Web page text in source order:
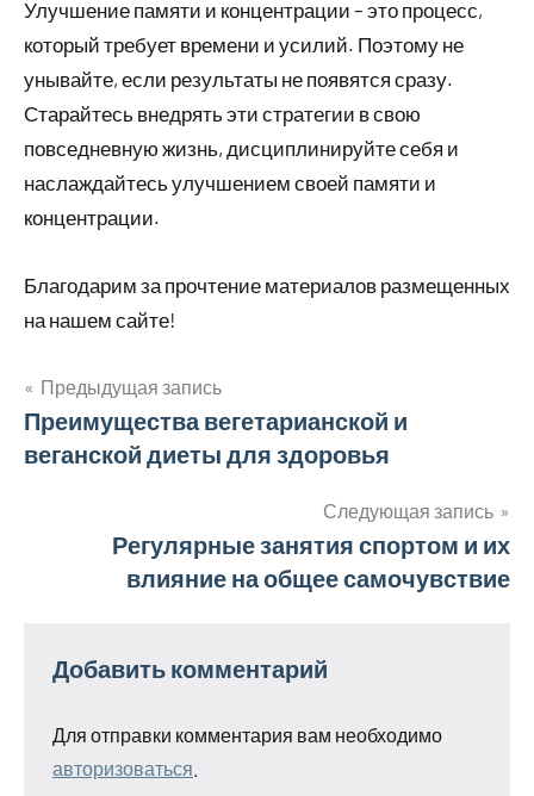
Улучшение памяти и концентрации – это процесс,
который требует времени и усилий. Поэтому не
унывайте, если результаты не появятся сразу.
Старайтесь внедрять эти стратегии в свою
повседневную жизнь, дисциплинируйте себя и
наслаждайтесь улучшением своей памяти и
концентрации.
Благодарим за прочтение материалов размещенных
на нашем сайте!
Навигация
по
Предыдущая запись
Преимущества вегетарианской и
веганской диеты для здоровья
Следующая запись
Регулярные занятия спортом и их
влияние на общее самочувствие
Добавить комментарий
Для отправки комментария вам необходимо
авторизоваться